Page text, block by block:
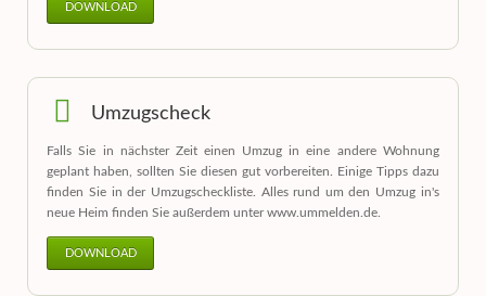
DOWNLOAD
Umzugscheck
Falls Sie in nächster Zeit einen Umzug in eine andere Wohnung
geplant haben, sollten Sie diesen gut vorbereiten. Einige Tipps dazu
finden Sie in der Umzugscheckliste. Alles rund um den Umzug in's
neue Heim finden Sie außerdem unter www.ummelden.de.
DOWNLOAD